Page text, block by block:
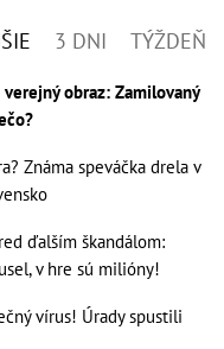
3 DNI TÝŽDEŇ
obraz: Zamilovaný
Známa speváčka drela v
ďalším škandálom:
v hre sú milióny!
vírus! Úrady spustili